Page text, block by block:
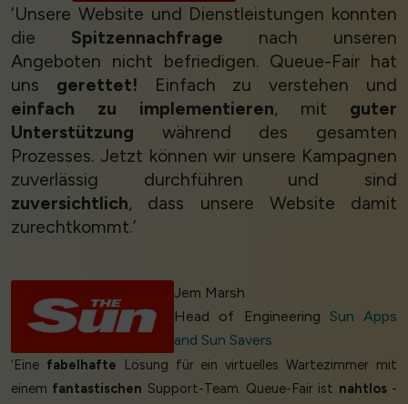
‘Unsere Website und Dienstleistungen konnten
die Spitzennachfrage nach unseren
Angeboten nicht befriedigen. Queue-Fair hat
uns gerettet! Einfach zu verstehen und
einfach zu implementieren, mit guter
Unterstützung während des gesamten
Prozesses. Jetzt können wir unsere Kampagnen
zuverlässig durchführen und sind
zuversichtlich, dass unsere Website damit
zurechtkommt.’
Jem Marsh
Head of Engineering Sun Apps
and Sun Savers
‘Eine fabelhafte Lösung für ein virtuelles Wartezimmer mit
einem fantastischen Support-Team. Queue-Fair ist nahtlos-